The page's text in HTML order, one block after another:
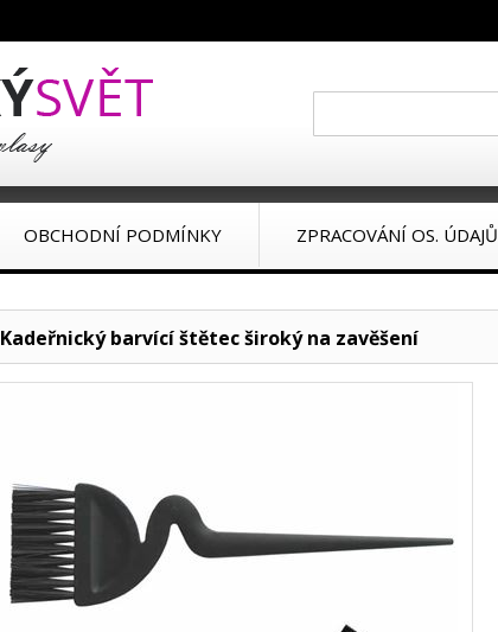
OBCHODNÍ PODMÍNKY ZPRACOVÁNÍ OS. ÚDAJŮ
Kadeřnický barvící štětec široký na zavěšení